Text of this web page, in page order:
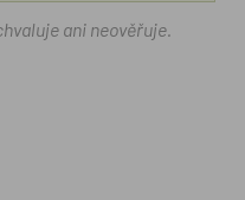
ani neověřuje.